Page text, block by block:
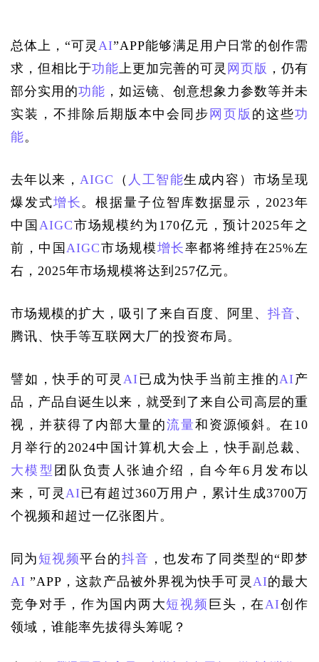
总体上，“可灵AI”APP能够满足用户日常的创作需
求，但相比于功能上更加完善的可灵 网页版 ，仍有
部分实用的功能 ，如运镜、创意想象力参数等并未
实装，不排除后期版本中会同步 网页版 的这些功
能。
去年以来，AIGC （ 人工智能生成内容）市场呈现
爆发式增长。根据量子位智库数据显示，2023年
中国 AIGC市场规模约为170亿元，预计2025年之
前，中国AIGC市场规模增长率都将维持在25%左
右，2025年市场规模将达到257亿元。
市场规模的扩大，吸引了来自百度、阿里、 抖音、
腾讯、快手等互联网大厂的投资布局。
譬如，快手的可灵 AI已成为快手当前主推的AI产
品，产品自诞生以来，就受到了来自公司高层的重
视，并获得了内部大量的流量和资源倾斜。在10
月举行的2024中国计算机大会上，快手副总裁、
大模型 团队负责人张迪介绍，自今年6月发布以
来，可灵 AI已有超过360万用户，累计生成3700万
个视频和超过一亿张图片。
同为 短视频平台的抖音 ，也发布了同类型的“即梦
AI ”APP，这款产品被外界视为快手可灵 AI的最大
竞争对手，作为国内两大短视频 巨头，在AI创作
领域，谁能率先拔得头筹呢？